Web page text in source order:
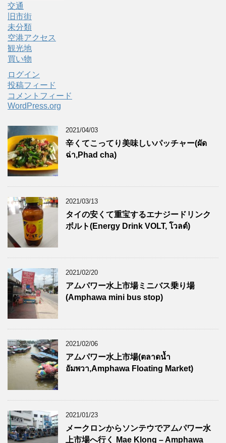
交通
旧市街
未分類
空港アクセス
観光地
買い物
ログイン
投稿フィード
コメントフィード
WordPress.org
2021/04/03
辛くてこってり美味しいパッチャー(ผัด
ฉ่า,Phad cha)
2021/03/13
タイの安くて重宝するエナジードリンク
ボルト(Energy Drink VOLT, โวลต์)
2021/02/20
アムパワー水上市場ミニバス乗り場
(Amphawa mini bus stop)
2021/02/06
アムパワー水上市場(ตลาดน้ำ
อัมพวา,Amphawa Floating Market)
2021/01/23
メークロンからソンテウでアムパワー水
上市場へ行く Mae Klong – Amphawa